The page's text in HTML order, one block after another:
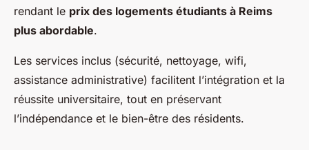
rendant le prix des logements étudiants à Reims
plus abordable.
Les services inclus (sécurité, nettoyage, wifi,
assistance administrative) facilitent l’intégration et la
réussite universitaire, tout en préservant
l’indépendance et le bien-être des résidents.